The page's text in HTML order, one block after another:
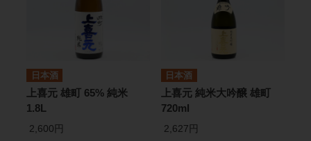
日本酒
上喜元 雄町 65% 純米
1.8L
2,600円
日本酒
上喜元 純米大吟醸 雄町
720ml
2,627円